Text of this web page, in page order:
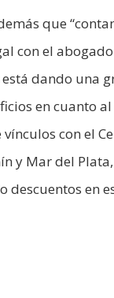
que
con el
dando una
en cuanto
con el
y Mar del
descuentos en